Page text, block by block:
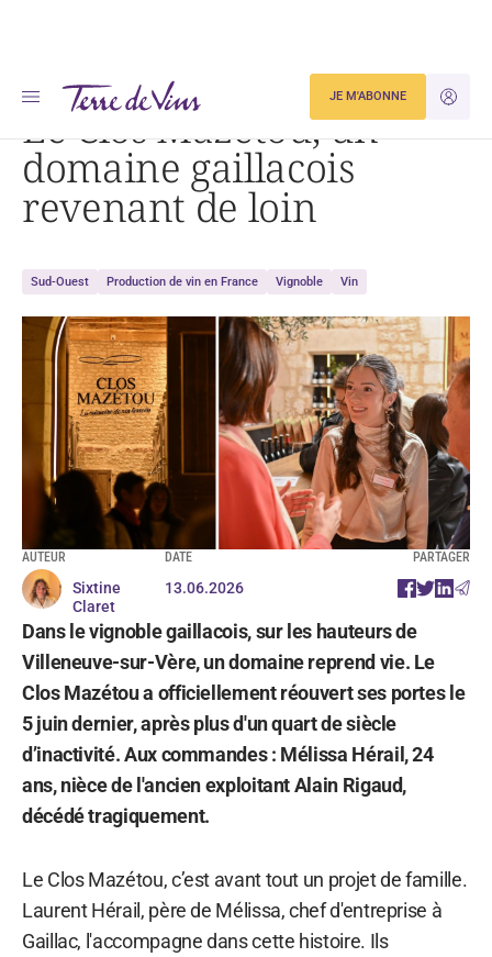
JE
JE M'ABONNE
Accueil Actualités Le Clos Mazétou, un domaine gaillacois revenant de loin
Le Clos Mazétou, un
domaine gaillacois
revenant de loin
Sud-Ouest Production de vin en France Vignoble Vin
AUTEUR
Sixtine
Claret
DATE
13.06.2026
PARTAGER
Dans le vignoble gaillacois, sur les hauteurs de
Villeneuve-sur-Vère, un domaine reprend vie. Le
Clos Mazétou a officiellement réouvert ses portes le
5 juin dernier, après plus d'un quart de siècle
d’inactivité. Aux commandes : Mélissa Hérail, 24
ans, nièce de l'ancien exploitant Alain Rigaud,
décédé tragiquement.
Le Clos Mazétou, c’est avant tout un projet de famille.
Laurent Hérail, père de Mélissa, chef d'entreprise à
Gaillac, l'accompagne dans cette histoire. Ils